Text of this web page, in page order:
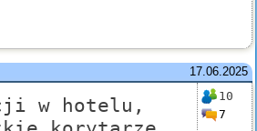
17.06.2025
10
7
w hotelu,